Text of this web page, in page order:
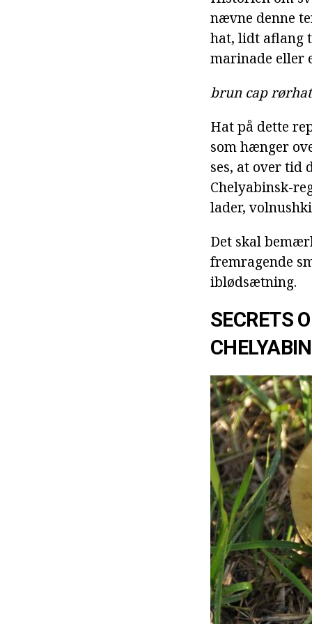
nævne denne
hat, lidt aflang
marinade eller
brun cap
Hat på dette
som hænger
ses, at over tid
Chelyabinsk-
lader,
Det skal
fremragende
iblødsætning.
SECRETS